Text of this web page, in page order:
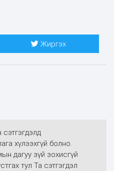
Жиргэх
хүлээхгүй болно.
дагуу зүй зохисгүй
тул Та сэтгэгдэл